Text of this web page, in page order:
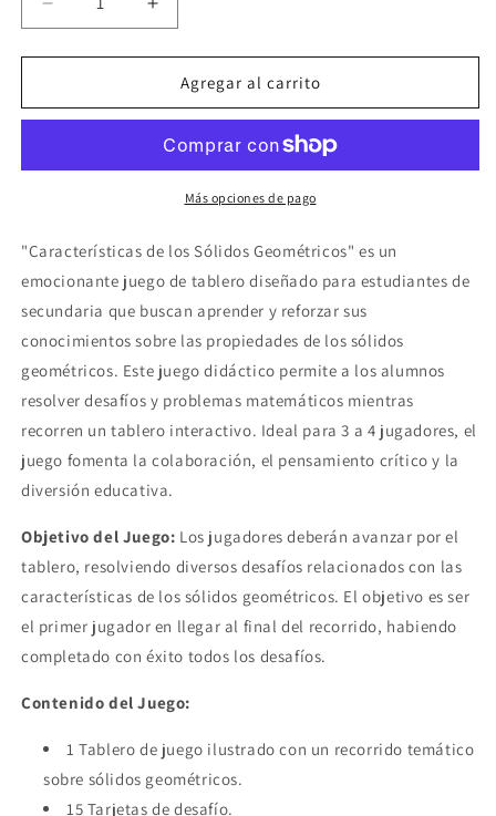
Reducir
cantidad
para
DE
CARACTERÍSTICAS
DE
GEOMÉTRICOS
Aumentar
cantidad
para
JUEGO
DE
CARACTERÍSTICAS
DE
LOS
GEOMÉTRICOS
Agregar al carrito
Más opciones de pago
"Características de los Sólidos Geométricos" es un
emocionante juego de tablero diseñado para estudiantes de
secundaria que buscan aprender y reforzar sus
conocimientos sobre las propiedades de los sólidos
geométricos. Este juego didáctico permite a los alumnos
resolver desafíos y problemas matemáticos mientras
recorren un tablero interactivo. Ideal para 3 a 4 jugadores, el
juego fomenta la colaboración, el pensamiento crítico y la
diversión educativa.
Objetivo del Juego: Los jugadores deberán avanzar por el
tablero, resolviendo diversos desafíos relacionados con las
características de los sólidos geométricos. El objetivo es ser
el primer jugador en llegar al final del recorrido, habiendo
completado con éxito todos los desafíos.
Contenido del Juego:
1 Tablero de juego ilustrado con un recorrido temático
sobre sólidos geométricos.
15 Tarjetas de desafío.